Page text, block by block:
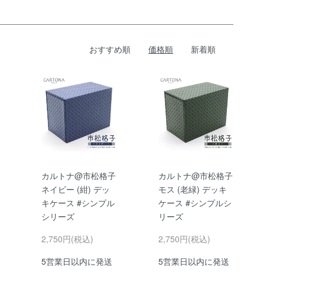
おすすめ順 価格順 新着順
カルトナ@市松格子
ネイビー (紺) デッ
キケース #シンプル
シリーズ
2,750円(税込)
5営業日以内に発送
カルトナ@市松格子
モス (老緑) デッキ
ケース #シンプルシ
リーズ
2,750円(税込)
5営業日以内に発送